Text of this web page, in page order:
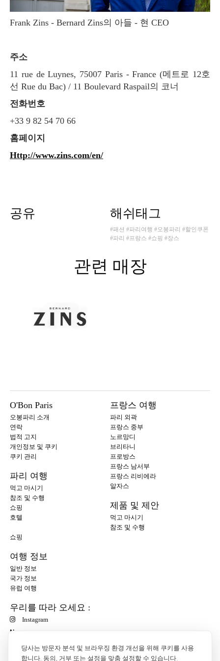
당사는 방문자 분석 및 브라우징 환경 개선을 위해 쿠키를 사용
합니다. 동의, 거부 또는 설정을 맞춤 설정할 수 있습니다.
Frank Zins - Bernard Zins의 아들 - 현 CEO
주소
11 rue de Luynes, 75007 Paris - France (메트로 12호
선 Rue du Bac) / 11 Boulevard Raspail의 코너
전화번호
+33 9 82 54 70 66
홈페이지
http://www.zins.com/en/
공유 해쉬태그
#패션 #파리여행 #오봉파리 #할인쿠폰
#파리 #프랑스 #쇼핑 #장스
관련 매장
O'Bon Paris
오봉파리 소개
연락
법적 고지
개인정보 및 쿠키
쿠키 관리
파리 여행
먹고 마시기
참조 및 수행
쇼핑
호텔
프랑스 여행
파리 외곽
프랑스 중부
노르망디
브리타니
프로방스
프랑스 남서부
프랑스 리비에라
알자스
제품 및 제안
먹고 마시기
참조 및 수행
쇼핑
여행 정보
일반 정보
국가 정보
유럽 여행
우리를 따라 오세요 :
Instagram
N